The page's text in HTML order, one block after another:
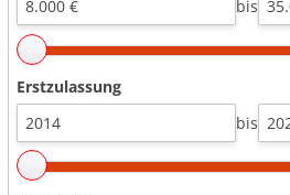
bis
Erstzulassung
bis